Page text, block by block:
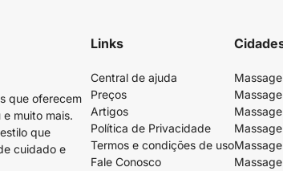
que oferecem
muito mais.
que
cuidado e
Links
Central de ajuda
Preços
Artigos
Política de Privacidade
Termos e condições de uso
Fale Conosco